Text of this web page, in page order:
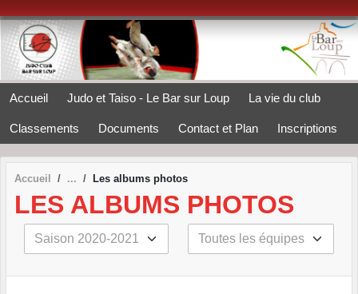
Accueil Judo et Taiso - Le Bar sur Loup La vie du club
Classements Documents Contact et Plan Inscriptions
Accueil Les albums photos
LES ALBUMS PHOTOS